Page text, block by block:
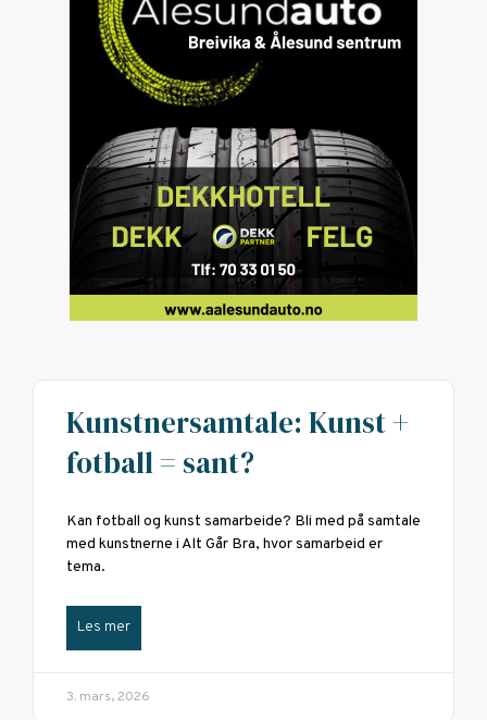
Kunstnersamtale: Kunst +
fotball = sant?
Kan fotball og kunst samarbeide? Bli med på samtale
med kunstnerne i Alt Går Bra, hvor samarbeid er
tema.
Les mer
3. mars, 2026